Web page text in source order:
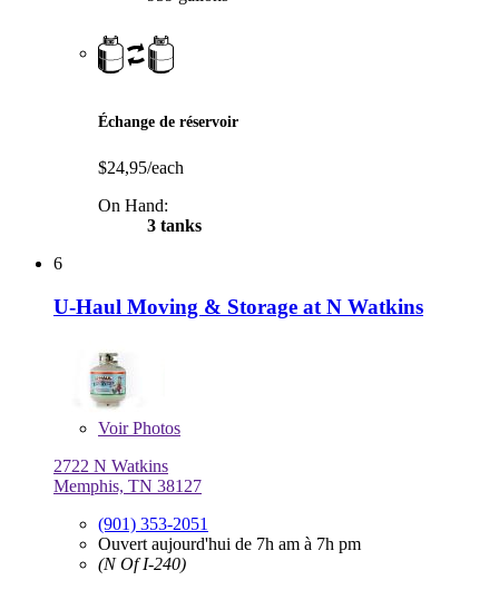
Échange de réservoir
$24,95/each
On Hand:
3 tanks
6
U-Haul Moving & Storage at N Watkins
VoirPhotos
2722 N Watkins
Memphis, TN 38127
(901) 353-2051
Ouvert aujourd'hui de 7h am à 7h pm
(N Of I-240)